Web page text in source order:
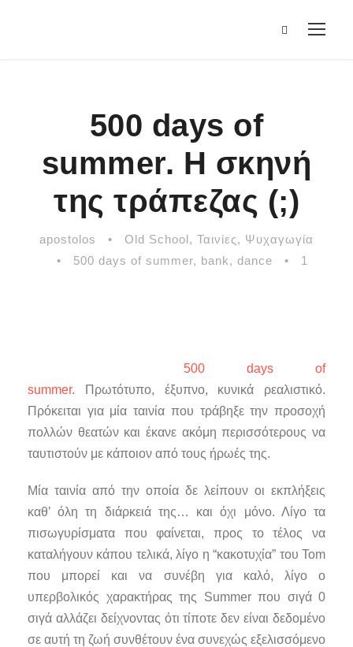
500 days of
summer. Η σκηνή
της τράπεζας (;)
apostolos • Old School, Ταινίες, Ψυχαγωγία
•
500 days of summer, bank, dance • 1
500 days of
summer. Πρωτότυπο, έξυπνο, κυνικά ρεαλιστικό.
Πρόκειται για μία ταινία που τράβηξε την προσοχή
πολλών θεατών και έκανε ακόμη περισσότερους να
ταυτιστούν με κάποιον από τους ήρωές της.
Μία ταινία από την οποία δε λείπουν οι εκπλήξεις
καθ’ όλη τη διάρκειά της… και όχι μόνο. Λίγο τα
πισωγυρίσματα που φαίνεται, προς το τέλος να
καταλήγουν κάπου τελικά, λίγο η “κακοτυχία” του Tom
που μπορεί και να συνέβη για καλό, λίγο ο
υπερβολικός χαρακτήρας της Summer που σιγά 0
σιγά αλλάζει δείχνοντας ότι τίποτε δεν είναι δεδομένο
σε αυτή τη ζωή συνθέτουν ένα συνεχώς εξελισσόμενο